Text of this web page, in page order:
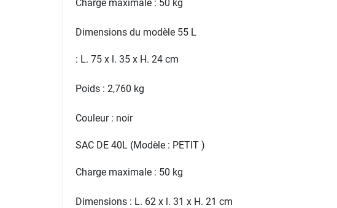
Charge maximale : 50 kg
Dimensions du modèle 55 L
: L. 75 x l. 35 x H. 24 cm
Poids : 2,760 kg
Couleur : noir
SAC DE 40L (Modèle : PETIT )
Charge maximale : 50 kg
Dimensions : L. 62 x l. 31 x H. 21 cm